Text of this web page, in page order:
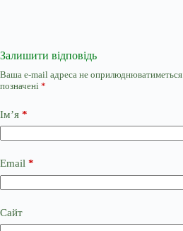
Залишити відповідь
Ваша e-mail адреса не оприлюднюватиметься.
позначені *
Ім’я *
Email *
Сайт